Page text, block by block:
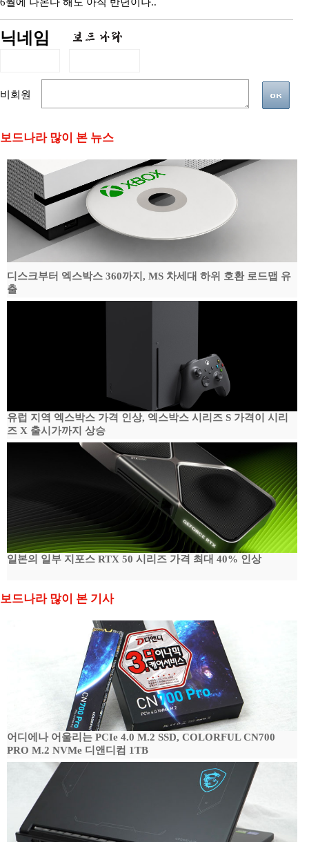
닉네임
비회원
보드나라 많이 본 뉴스
디스크부터 엑스박스 360까지, MS 차세대 하위 호환 로드맵 유
출
유럽 지역 엑스박스 가격 인상, 엑스박스 시리즈 S 가격이 시리
즈 X 출시가까지 상승
일본의 일부 지포스 RTX 50 시리즈 가격 최대 40% 인상
보드나라 많이 본 기사
어디에나 어울리는 PCIe 4.0 M.2 SSD, COLORFUL CN700
PRO M.2 NVMe 디앤디컴 1TB